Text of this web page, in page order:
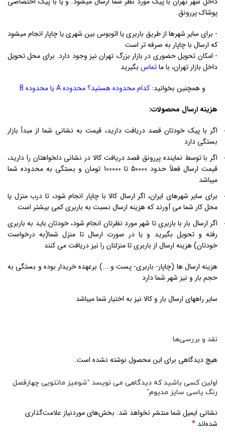
پوشاک پررونق.
- برای سایر شهرها از طریق باربری یا اتوبوس بین شهری یا چاپار انجام میشود
که ارسال با چاپار به صرفه تر است
- امکان تحویل حضوری در بازار بزرگ تهران نیز وجود دارد. برای محل تحویل
داخل بازار تهران، با ماتماس بگیرید
و همچنین بخوانید: کدام محدوده هستید؟ محدوده A یا محدوده B
هزینه ارسال محصولات:
اگر با پیک خودتان قصد دریافت دارید، قیمت به نشانی شما از مبدأ بازار
بستگی دارد
اگر با توسط نماینده پررونق قصد دریافت کالا در نشانی دلخواهتان را دارید،
قیمت ارسال فعلاً حدود 50000 تا 100000 تومان و بستگی به محدوده شما
میباشد
برای سایر شهرهای ایران، اگر ارسال کالا با چاپار انجام شود، تا درب منزل یا
محل کار شما می آورند که هزینه ارسال نسبت به باربری کمی بیشتر است
اگر ارسال بار با باربری تا شهر مورد نظرتان انجام شود، خودتان باید به باربری
رفته و تحویل بگیرید و یا در صورت ارسال تا منزل شما(به درخواست
خودتان) هزینه ارسال از باربری تا منزلتان را نیز دریافت می کنند
هزینه ارسال ها (چاپار- باربری- پست و....) برعهده خریدار بوده و بستگی به
حجم بار و نیز شهر شما دارد
سایر راههای ارسال بار و کالا نیز به اختیار شما میباشد
نقد و بررسی‌ها
هیچ دیدگاهی برای این محصول نوشته نشده است.
اولین کسی باشید که دیدگاهی می نویسد “شومیز مانتویی چهارفصل
رنگ یاسی سایز مدیوم”
نشانی ایمیل شما منتشر نخواهد شد. بخش‌های موردنیاز علامت‌گذاری
شده‌اند *